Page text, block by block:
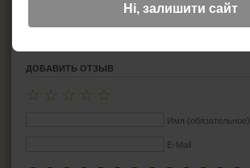
ДОБАВИТЬ ОТЗЫВ
☆
☆
☆
☆
☆
Имя (обязательное)
E-Mail
Ні, залишити сайт